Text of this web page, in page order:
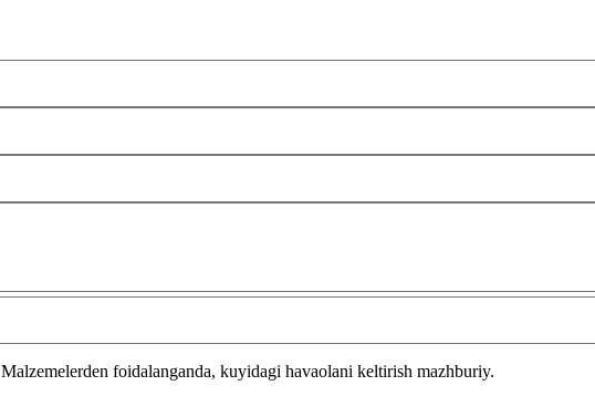
Malzemelerden foidalanganda, kuyidagi havaolani keltirish mazhburiy.